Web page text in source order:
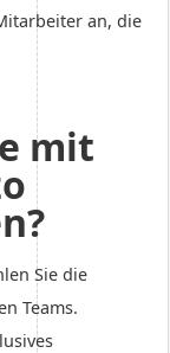
an, die
mit
Sie die
Teams.